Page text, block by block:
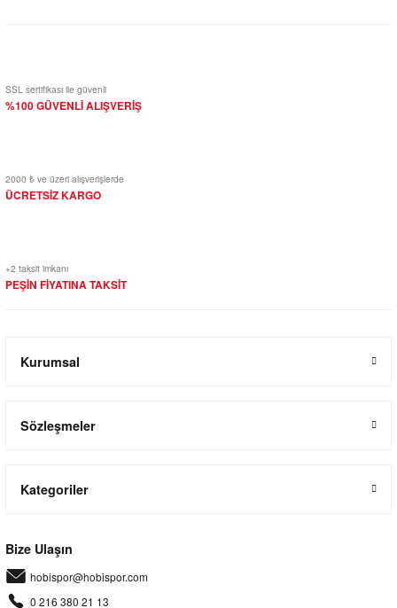
SSL sertifikası ile güvenli
%100 GÜVENLİ ALIŞVERİŞ
2000 ₺ ve üzeri alışverişlerde
ÜCRETSİZ KARGO
+2 taksit imkanı
PEŞİN FİYATINA TAKSİT
Kurumsal
Sözleşmeler
Kategoriler
Bize Ulaşın
hobispor@hobispor.com
0 216 380 21 13